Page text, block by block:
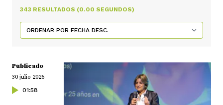
343 RESULTADOS (0.00 SEGUNDOS)
Publicado
30 julio 2026
01:58